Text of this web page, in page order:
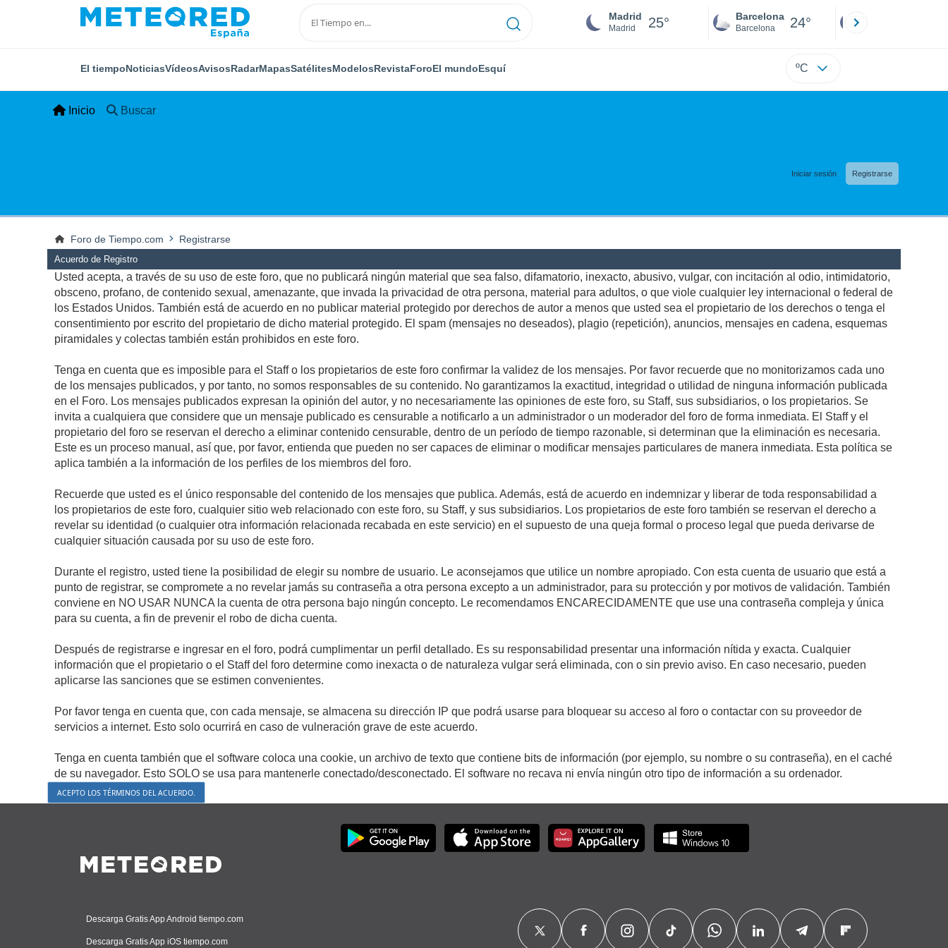
Madrid
Madrid 25° Barcelona
Barcelona 24°
El tiempoNoticiasVídeosAvisosRadarMapasSatélitesModelosRevistaForoEl mundoEsquí ºC
Inicio Buscar
Iniciar sesión Registrarse
Foro de Tiempo.com Registrarse
Acuerdo de Registro
Usted acepta, a través de su uso de este foro, que no publicará ningún material que sea falso, difamatorio, inexacto, abusivo, vulgar, con incitación al odio, intimidatorio,
obsceno, profano, de contenido sexual, amenazante, que invada la privacidad de otra persona, material para adultos, o que viole cualquier ley internacional o federal de
los Estados Unidos. También está de acuerdo en no publicar material protegido por derechos de autor a menos que usted sea el propietario de los derechos o tenga el
consentimiento por escrito del propietario de dicho material protegido. El spam (mensajes no deseados), plagio (repetición), anuncios, mensajes en cadena, esquemas
piramidales y colectas también están prohibidos en este foro.
Tenga en cuenta que es imposible para el Staff o los propietarios de este foro confirmar la validez de los mensajes. Por favor recuerde que no monitorizamos cada uno
de los mensajes publicados, y por tanto, no somos responsables de su contenido. No garantizamos la exactitud, integridad o utilidad de ninguna información publicada
en el Foro. Los mensajes publicados expresan la opinión del autor, y no necesariamente las opiniones de este foro, su Staff, sus subsidiarios, o los propietarios. Se
invita a cualquiera que considere que un mensaje publicado es censurable a notificarlo a un administrador o un moderador del foro de forma inmediata. El Staff y el
propietario del foro se reservan el derecho a eliminar contenido censurable, dentro de un período de tiempo razonable, si determinan que la eliminación es necesaria.
Este es un proceso manual, así que, por favor, entienda que pueden no ser capaces de eliminar o modificar mensajes particulares de manera inmediata. Esta política se
aplica también a la información de los perfiles de los miembros del foro.
Recuerde que usted es el único responsable del contenido de los mensajes que publica. Además, está de acuerdo en indemnizar y liberar de toda responsabilidad a
los propietarios de este foro, cualquier sitio web relacionado con este foro, su Staff, y sus subsidiarios. Los propietarios de este foro también se reservan el derecho a
revelar su identidad (o cualquier otra información relacionada recabada en este servicio) en el supuesto de una queja formal o proceso legal que pueda derivarse de
cualquier situación causada por su uso de este foro.
Durante el registro, usted tiene la posibilidad de elegir su nombre de usuario. Le aconsejamos que utilice un nombre apropiado. Con esta cuenta de usuario que está a
punto de registrar, se compromete a no revelar jamás su contraseña a otra persona excepto a un administrador, para su protección y por motivos de validación. También
conviene en NO USAR NUNCA la cuenta de otra persona bajo ningún concepto. Le recomendamos ENCARECIDAMENTE que use una contraseña compleja y única
para su cuenta, a fin de prevenir el robo de dicha cuenta.
Después de registrarse e ingresar en el foro, podrá cumplimentar un perfil detallado. Es su responsabilidad presentar una información nítida y exacta. Cualquier
información que el propietario o el Staff del foro determine como inexacta o de naturaleza vulgar será eliminada, con o sin previo aviso. En caso necesario, pueden
aplicarse las sanciones que se estimen convenientes.
Por favor tenga en cuenta que, con cada mensaje, se almacena su dirección IP que podrá usarse para bloquear su acceso al foro o contactar con su proveedor de
servicios a internet. Esto solo ocurrirá en caso de vulneración grave de este acuerdo.
Tenga en cuenta también que el software coloca una cookie, un archivo de texto que contiene bits de información (por ejemplo, su nombre o su contraseña), en el caché
de su navegador. Esto SOLO se usa para mantenerle conectado/desconectado. El software no recava ni envía ningún otro tipo de información a su ordenador.
Descarga Gratis App Android tiempo.com
Descarga Gratis App iOS tiempo.com